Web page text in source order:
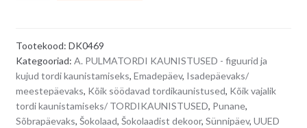
x
2,6
-
5
a
t
i
Tootekood: DK0469
Kategooriad: A. PULMATORDI KAUNISTUSED - figuurid ja
kujud tordi kaunistamiseks, Emadepäev, Isadepäevaks/
meestepäevaks, Kõik söödavad tordikaunistused, Kõik vajalik
tordi kaunistamiseks/ TORDIKAUNISTUSED, Punane,
Sõbrapäevaks, Šokolaad, Šokolaadist dekoor, Sünnipäev, UUED